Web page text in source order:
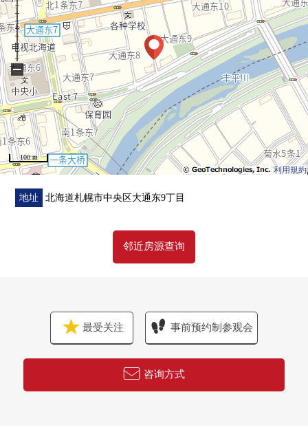
▼设备
○有3份烤炉的煤气灶
○有淋浴的盥洗台
▼翻新内容(2026年6月实施)
○全部已换新(厨房，盥洗台，整体卫浴，厕所，城市煤气
TES锅炉，防水洗衣机底座，供洗衣使用的栓，所有房间
门，照明器具)
○层瓷砖换新(门口，洗脸室，厕所)
○地板换新(走廊，厨房，客餐厅，西式房间)
■ 在找想要的家方面给予帮助的━━━━━・・・
利用規約
100 m
−
地址 北海道札幌市中央区大通东9丁目
邻近房源查询
最受关注 事前预约制参观会
咨询方式